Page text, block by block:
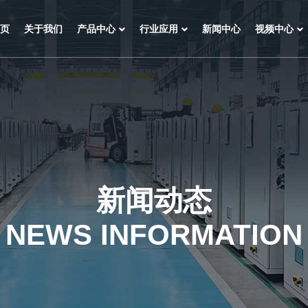
关于我们 产品中心 行业应用 新闻中心 视频中心
新闻动态
NEWS INFORMATION